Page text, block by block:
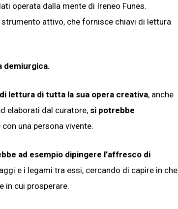
operata dalla mente di Ireneo Funes.
attivo, che fornisce chiavi di lettura
demiurgica.
lettura di tutta la sua opera creativa, anche
elaborati dal curatore, si potrebbe
una persona vivente.
ad esempio dipingere l’affresco di
e i legami tra essi, cercando di capire in che
in cui prosperare.